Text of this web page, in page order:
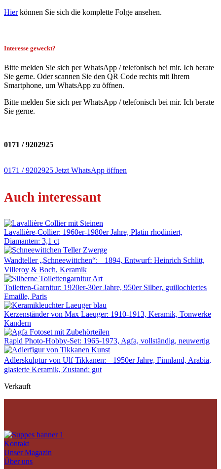
Hierkönnen Sie sich die komplette Folge ansehen.
Interesse geweckt?
Bitte melden Sie sich per WhatsApp / telefonisch bei mir. Ich berate
Sie gerne. Oder scannen Sie den QR Code rechts mit Ihrem
Smartphone, um WhatsApp zu öffnen.
Bitte melden Sie sich per WhatsApp / telefonisch bei mir. Ich berate
Sie gerne.
0171 / 9202925
0171 / 9202925 Jetzt WhatsApp öffnen
Auch interessant
Lavallière-Collier: 1960er-1980er Jahre, Platin rhodiniert,
Diamanten: 3,1 ct
Wandteller „Schneewittchen“: 1894, Entwurf: Heinrich Schlitt,
Villeroy & Boch, Keramik
Toiletten-Garnitur: 1920er-30er Jahre, 950er Silber, guillochiertes
Emaille, Paris
Kerzenständer von Max Laeuger: 1910-1913, Keramik, Tonwerke
Kandern
Rapid Photo-Hobby-Set: 1965-1973, Agfa, vollständig, neuwertig
Adlerskulptur von Ulf Tikkanen: 1950er Jahre, Finnland, Arabia,
glasierte Keramik, Zustand: gut
Verkauft
Kontakt
Unser Magazin
Über uns